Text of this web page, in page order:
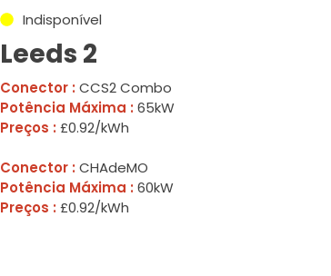
Indisponível
Leeds 2
Conector : CCS2 Combo
Potência Máxima : 65kW
Preços : £0.92/kWh
Conector : CHAdeMO
Potência Máxima : 60kW
Preços : £0.92/kWh